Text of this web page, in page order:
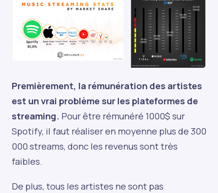
Premièrement, la rémunération des artistes
est un vrai problème sur les plateformes de
streaming. Pour être rémunéré 1000$ sur
Spotify, il faut réaliser en moyenne plus de 300
000 streams, donc les revenus sont très
faibles.
De plus, tous les artistes ne sont pas